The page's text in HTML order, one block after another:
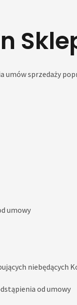
umów sprzedaży
umowy
niebędących
od umowy